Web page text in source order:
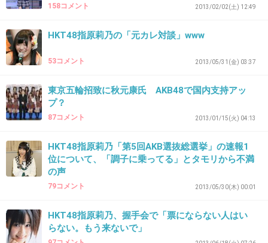
たまに文章のおかしいブログがあれば
27. 匿名2013/04/29(月) 19:43:09
指原を福岡の番組で見ないけど
+5 -1
普通にブスだし気持ち悪いだけ
158コメント 2013/02/02(土) 12:49
HKT48指原莉乃の「元カレ対談」www
53コメント 2013/05/31(金) 03:37
東京五輪招致に秋元康氏 AKB48で国内支持アッ
プ？
87コメント 2013/01/15(火) 04:13
HKT48指原莉乃「第5回AKB選抜総選挙」の速報1
位について、「調子に乗ってる」とタモリから不満
の声
79コメント 2013/05/30(木) 00:01
HKT48指原莉乃、握手会で「票にならない人はい
らない。もう来ないで」